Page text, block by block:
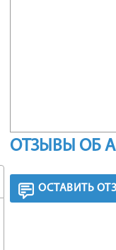
ОТЗЫВЫ ОБ
ОСТАВИТЬ